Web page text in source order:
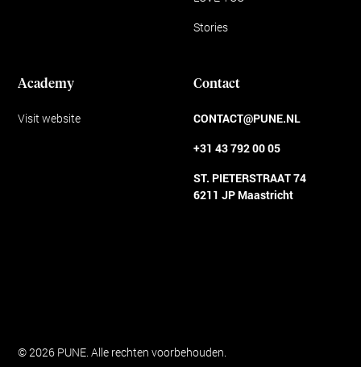
Stories
Academy
Visit website
Contact
CONTACT@PUNE.NL
+31 43 792 00 05
ST. PIETERSTRAAT 74
6211 JP Maastricht
© 2026 PUNE. Alle rechten voorbehouden.